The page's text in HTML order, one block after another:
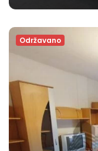
Održavano